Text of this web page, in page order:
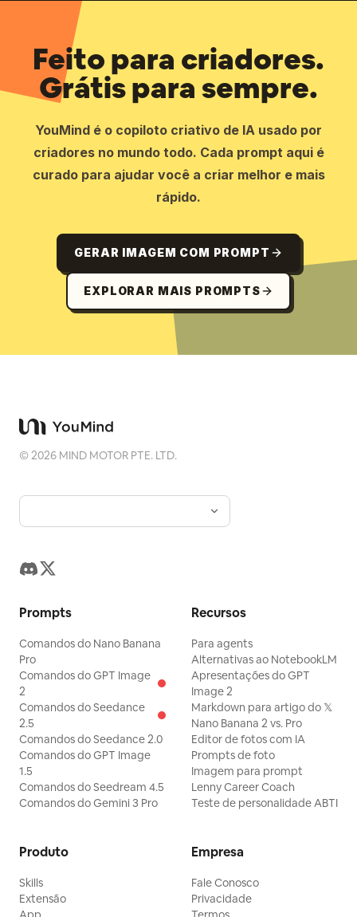
Feito para criadores.
Grátis para sempre.
YouMind é o copiloto criativo de IA usado por
criadores no mundo todo. Cada prompt aqui é
curado para ajudar você a criar melhor e mais
rápido.
GERAR IMAGEM COM PROMPT
EXPLORAR MAIS PROMPTS
©2026 MIND MOTOR PTE. LTD.
Prompts
Comandos do Nano Banana
Pro
Comandos do GPT Image
2
Comandos do Seedance
2.5
Comandos do Seedance 2.0
Comandos do GPT Image
1.5
Comandos do Seedream 4.5
Comandos do Gemini 3 Pro
Recursos
Para agents
Alternativas ao NotebookLM
Apresentações do GPT
Image 2
Markdown para artigo do 𝕏
Nano Banana 2 vs. Pro
Editor de fotos com IA
Prompts de foto
Imagem para prompt
Lenny Career Coach
Teste de personalidade ABTI
Produto
Skills
Extensão
Empresa
Fale Conosco
Privacidade